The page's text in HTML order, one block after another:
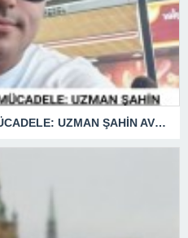
GİZLİ TEHDİTLERE KARŞI MÜCADELE: UZMAN ŞAHİN AVŞAR ANLATIYOR – “İSTİHBARATA KARŞI KOYMADAN VAZGEÇMEK, KAPINIZI AÇIK BIRAKMAK GİBİDİR!”